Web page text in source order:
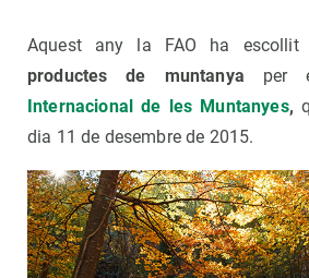
Aquest any la FAO ha
productes de muntanya per
Internacional de les Muntanyes,
dia 11 de desembre de 2015.